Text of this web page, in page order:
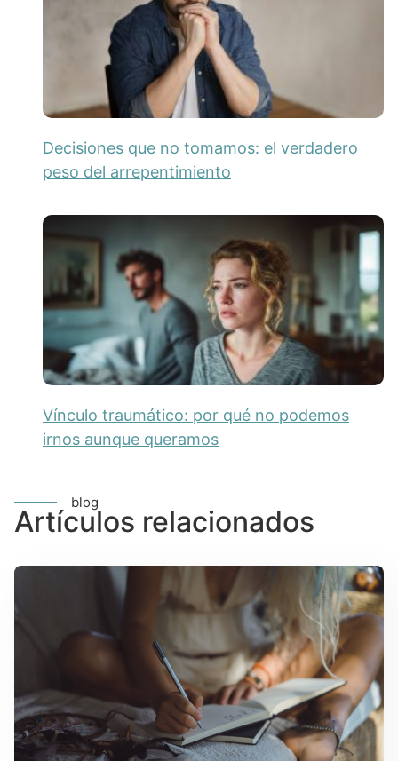
Decisiones que no tomamos: el verdadero
peso del arrepentimiento
Vínculo traumático: por qué no podemos
irnos aunque queramos
blog
Artículos relacionados